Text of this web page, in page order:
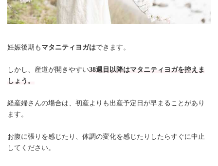
妊娠後期も マタニティヨガはできます。
しかし、産道が開きやすい38週目以降はマタニティヨガを控えま
しょう。
経産婦さんの場合は、初産よりも出産予定日が早まることがあり
ます。
お腹に張りを感じたり、体調の変化を感じたりしたらすぐに中止
してください。